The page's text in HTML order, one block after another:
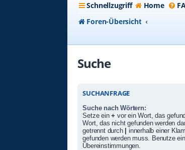
Schnellzugriff Home
Foren-Übersicht
Suche
SUCHANFRAGE
Suche nach Wörtern:
Setze ein+ vor ein Wort, das
Wort, das nicht gefunden werden
getrennt durch | innerhalb einer
gefunden werden muss. Benutze
Übereinstimmungen.